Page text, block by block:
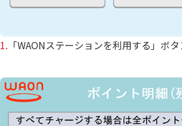
1. 「WAONステーションを利用する」ボ